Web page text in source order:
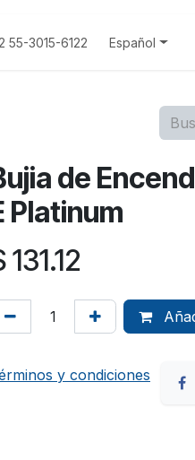
Aviso Privacidad
55-3015-6122 Español
de
Platinum
131.12
y condiciones